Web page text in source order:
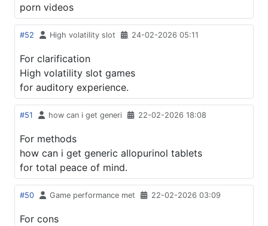
porn videos
#52 High volatility slot 24-02-2026 05:11
For clarification
High volatility slot games
for auditory experience.
#51 how can i get generi 22-02-2026 18:08
For methods
how can i get generic allopurinol tablets
for total peace of mind.
#50 Game performance met 22-02-2026 03:09
For cons